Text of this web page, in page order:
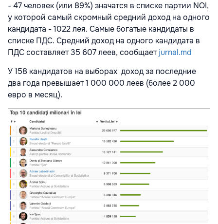
- 47 человек (или 89%) значатся в списке партии NOI,
у которой самый скромный средний доход на одного
кандидата - 1022 лея. Самые богатые кандидаты в
списке ПДС. Средний доход на одного кандидата в
ПДС составляет 35 607 леев, сообщаетjurnal.md
У 158 кандидатов на выборах доход за последние
два года превышает 1 000 000 леев (более 2 000
евро в месяц).